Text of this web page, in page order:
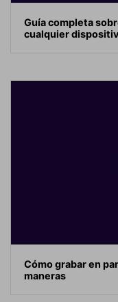
Guía completa
cualquier
Cómo grabar en
maneras